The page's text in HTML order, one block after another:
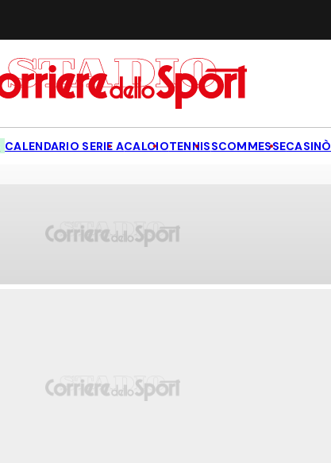
CALENDARIO SERIE ACALCIOTENNISSCOMMESSECASINÒ